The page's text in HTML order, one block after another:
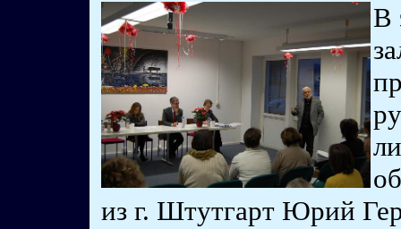
В
из г. Штутгарт Юрий